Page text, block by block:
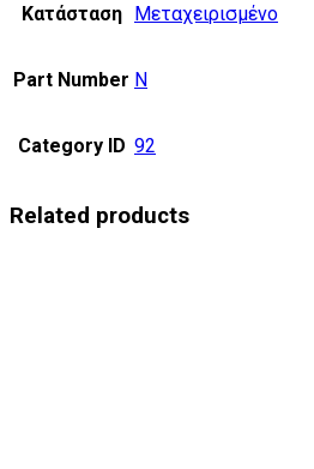
Κατάσταση Μεταχειρισμένο
Part Number N
Category ID 92
Related products